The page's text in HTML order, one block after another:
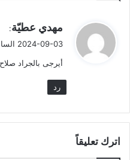
ل
مهدي عطيّة:
2024-09-03 الساعة 06:13
أيرجى بالجراد
رد
اترك تعليقاً